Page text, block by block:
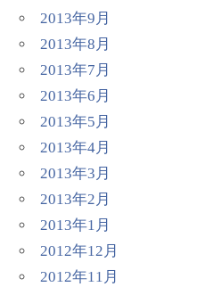
2013年9月
2013年8月
2013年7月
2013年6月
2013年5月
2013年4月
2013年3月
2013年2月
2013年1月
2012年12月
2012年11月